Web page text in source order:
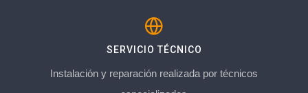
SERVICIO TÉCNICO
Instalación y reparación realizada por técnicos